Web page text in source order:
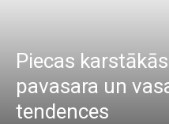
Piecas
pavasara un
tendences